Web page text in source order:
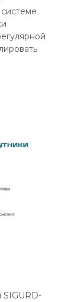
SIGURD-